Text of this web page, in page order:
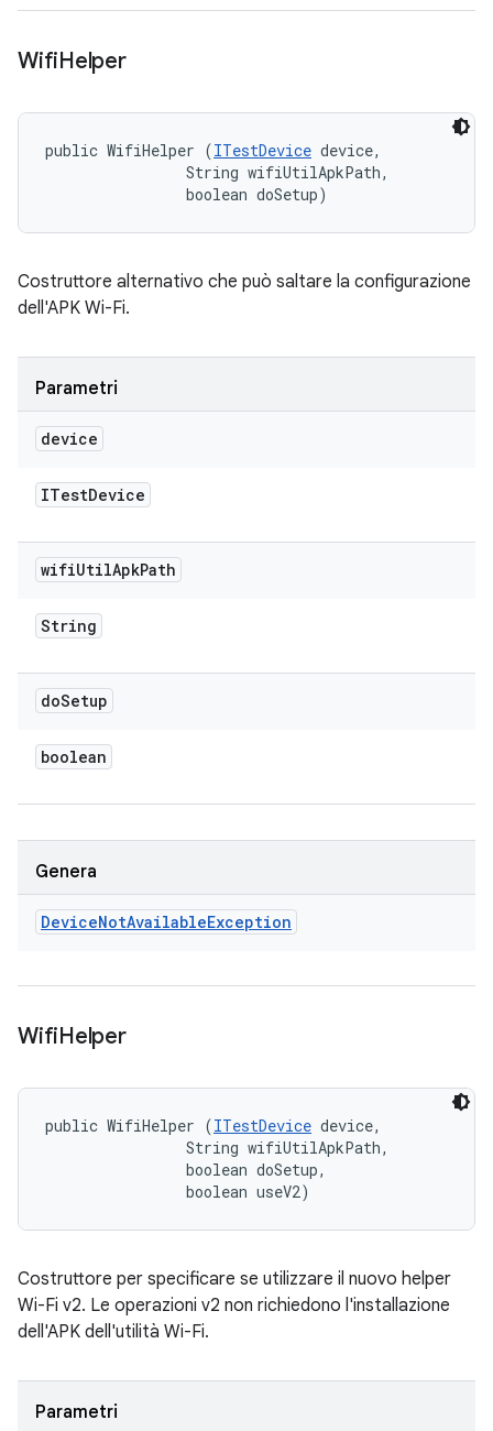
WifiHelper
public WifiHelper (ITestDevice device,
                String wifiUtilApkPath,
                boolean doSetup)
Costruttore alternativo che può saltare la configurazione
dell'APK Wi-Fi.
Parametri
device
ITestDevice
wifiUtilApkPath
String
doSetup
boolean
Genera
DeviceNotAvailableException
WifiHelper
public WifiHelper (ITestDevice device,
                String wifiUtilApkPath,
                boolean doSetup,
                boolean useV2)
Costruttore per specificare se utilizzare il nuovo helper
Wi-Fi v2. Le operazioni v2 non richiedono l'installazione
dell'APK dell'utilità Wi-Fi.
Parametri